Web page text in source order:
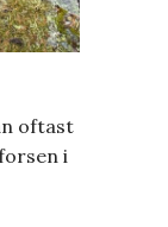
oftast
i